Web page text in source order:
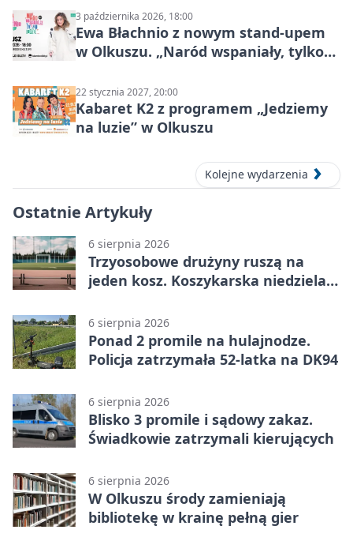
3 października 2026, 18:00
Ewa Błachnio z nowym stand-upem
w Olkuszu. „Naród wspaniały, tylko
22 stycznia 2027, 20:00
Kabaret K2 z programem „Jedziemy
na luzie” w Olkuszu
Kolejne wydarzenia
Ostatnie Artykuły
6 sierpnia 2026
Trzyosobowe drużyny ruszą na
jeden kosz. Koszykarska niedziela
6 sierpnia 2026
Ponad 2 promile na hulajnodze.
Policja zatrzymała 52-latka na DK94
6 sierpnia 2026
Blisko 3 promile i sądowy zakaz.
Świadkowie zatrzymali kierujących
6 sierpnia 2026
W Olkuszu środy zamieniają
bibliotekę w krainę pełną gier